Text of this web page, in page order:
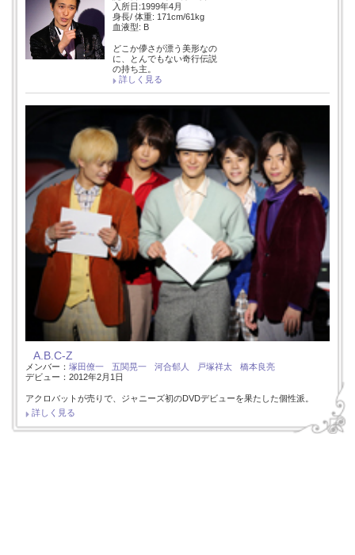
入所日:1999年4月
身長/ 体重: 171cm/61kg
血液型: B
どこか儚さが漂う美形なの
に、とんでもない奇行伝説
の持ち主。
詳しく見る
A.B.C-Z
メンバー： 塚田僚一 五関晃一 河合郁人 戸塚祥太
橋本良亮
デビュー：2012年2月1日
アクロバットが売りで、ジャニーズ初のDVDデビューを果たした個性派。
詳しく見る